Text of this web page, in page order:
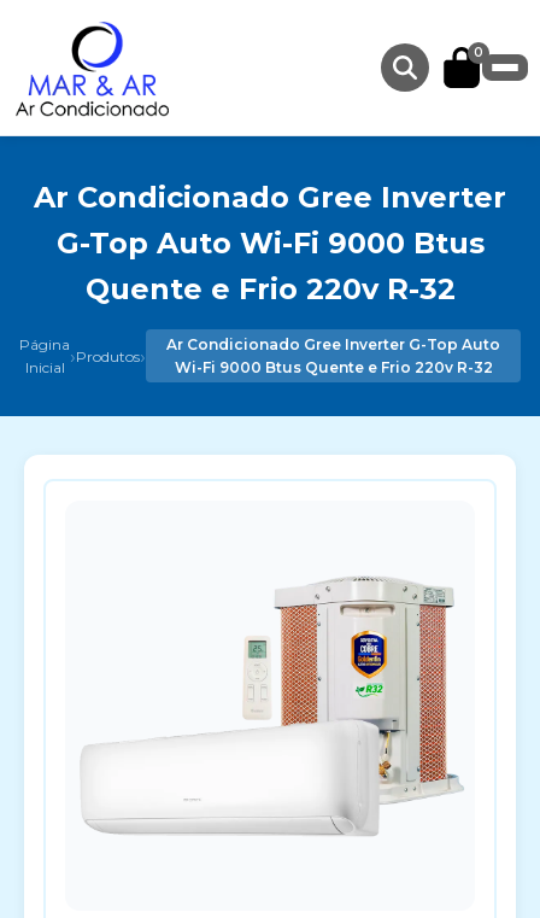
0
Ar Condicionado Gree Inverter
G-Top Auto Wi-Fi 9000 Btus
Quente e Frio 220v R-32
Página
Inicial ›Produtos›
Ar Condicionado Gree Inverter G-Top Auto
Wi-Fi 9000 Btus Quente e Frio 220v R-32